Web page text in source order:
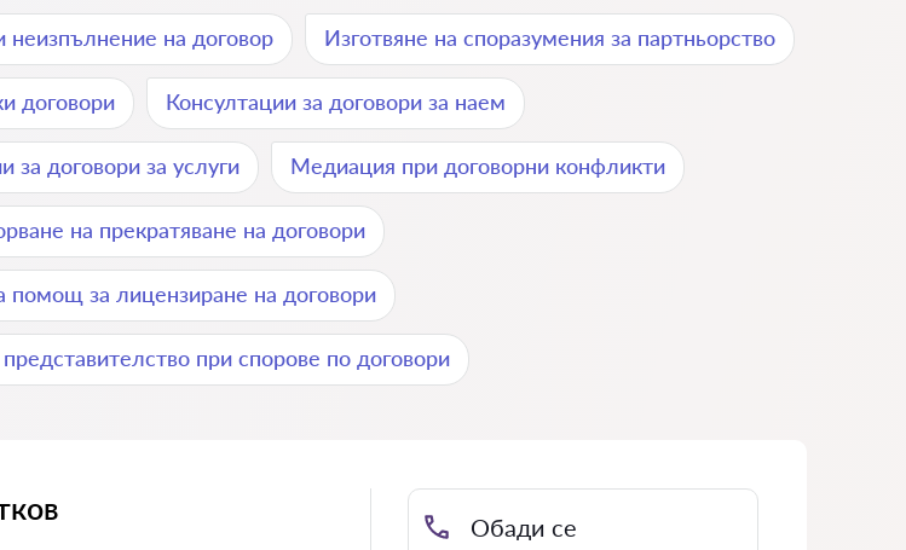
неизпълнение на договор Изготвяне на споразумения за партньорство
договори Консултации за договори за наем
за договори за услуги Медиация при договорни конфликти
на прекратяване на договори
помощ за лицензиране на договори
при спорове по договори
Обади се